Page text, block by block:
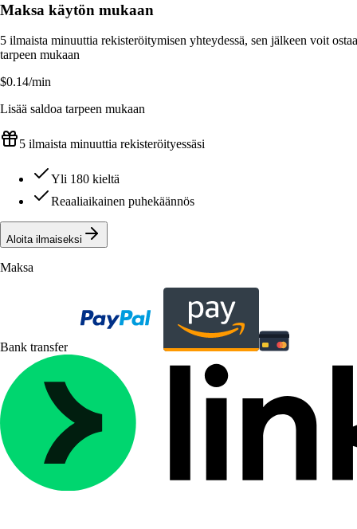
Maksa käytön mukaan
5 ilmaista minuuttia rekisteröitymisen yhteydessä, sen jälkeen voit
tarpeen mukaan
$0.14/min
Lisää saldoa tarpeen mukaan
5 ilmaista minuuttia rekisteröityessäsi
Yli 180 kieltä
Reaaliaikainen puhekäännös
Aloita ilmaiseksi
Maksa
Bank transfer